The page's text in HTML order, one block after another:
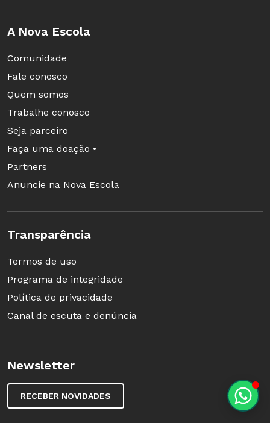
A Nova Escola
Comunidade
Fale conosco
Quem somos
Trabalhe conosco
Seja parceiro
Faça uma doação •
Partners
Anuncie na Nova Escola
Transparência
Termos de uso
Programa de integridade
Política de privacidade
Canal de escuta e denúncia
Newsletter
RECEBER NOVIDADES